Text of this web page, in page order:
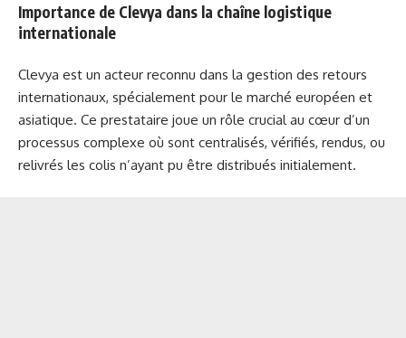
Importance de Clevya dans la chaîne logistique
internationale
Clevya est un acteur reconnu dans la gestion des retours
internationaux, spécialement pour le marché européen et
asiatique. Ce prestataire joue un rôle crucial au cœur d’un
processus complexe où sont centralisés, vérifiés, rendus, ou
relivrés les colis n’ayant pu être distribués initialement.